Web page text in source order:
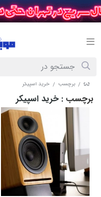
/ برچسب / خرید اسپیکر
برچسب : خرید اسپیکر